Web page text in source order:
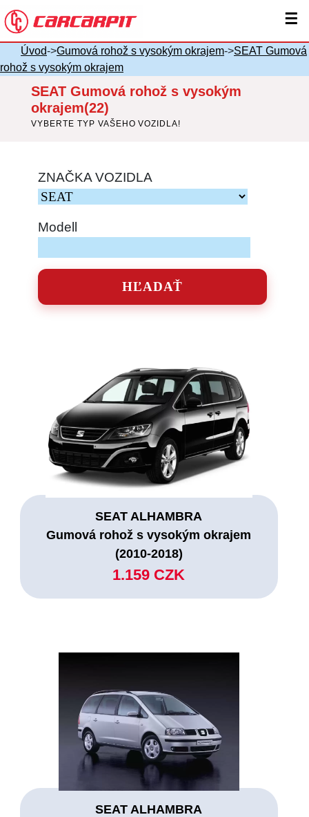
☰
Úvod->Gumová rohož s vysokým okrajem->SEAT Gumová
rohož s vysokým okrajem
SEAT Gumová rohož s vysokým
okrajem(22)
VYBERTE TYP VAŠEHO VOZIDLA!
ZNAČKA VOZIDLA
Modell
HĽADAŤ
SEAT ALHAMBRA
Gumová rohož s vysokým okrajem
(2010-2018)
1.159 CZK
SEAT ALHAMBRA